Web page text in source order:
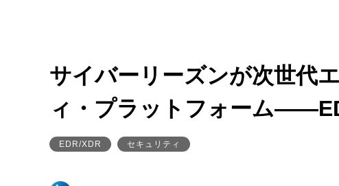
サイバーリーズンが次世代
ィ・プラットフォーム
EDR/XDR セキュリティ